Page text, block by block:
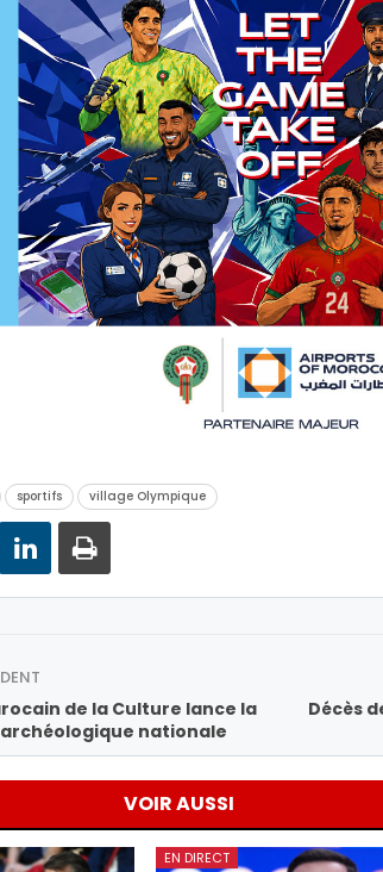
sportifs village Olympique
de la Culture lance la
nationale
Décès
VOIR AUSSI
EN DIRECT